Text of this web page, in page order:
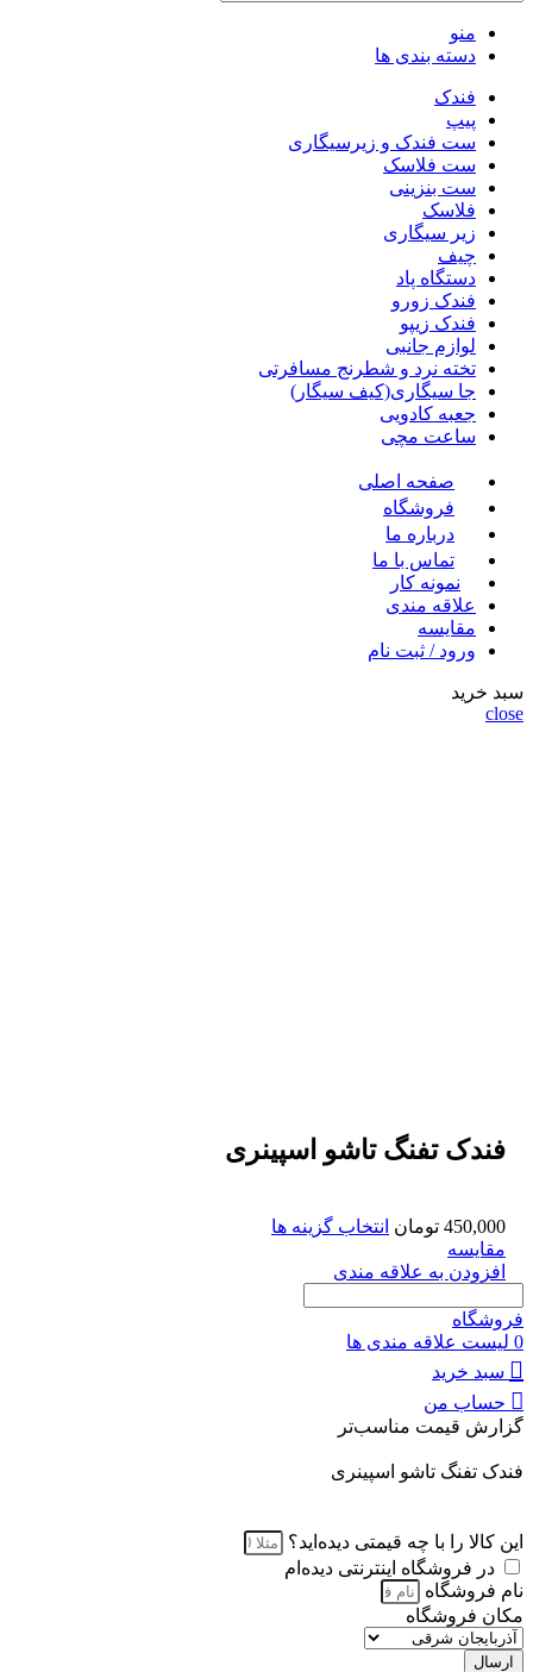
منو
دسته بندی ها
فندک
پیپ
ست فندک و زیرسیگاری
ست فلاسک
ست بنزینی
فلاسک
زیر سیگاری
چیف
دستگاه پاد
فندک زورو
فندک زیپو
لوازم جانبی
تخته نرد و شطرنج مسافرتی
جا سیگاری(کیف سیگار)
جعبه کادویی
ساعت مچی
صفحه اصلی
فروشگاه
درباره ما
تماس با ما
نمونه کار
علاقه مندی
مقايسه
ورود / ثبت نام
سبد خرید
close
فندک تفنگ تاشو اسپینری
450,000 تومان انتخاب گزینه ها
مقايسه
افزودن به علاقه مندی
فروشگاه
0 لیست علاقه مندی ها
سبد خرید
حساب من
گزارش قیمت مناسب‌تر
فندک تفنگ تاشو اسپینری
این کالا را با چه قیمتی دیده‌اید؟
در فروشگاه اینترنتی دیده‌ام
نام فروشگاه
مکان فروشگاه
ارسال